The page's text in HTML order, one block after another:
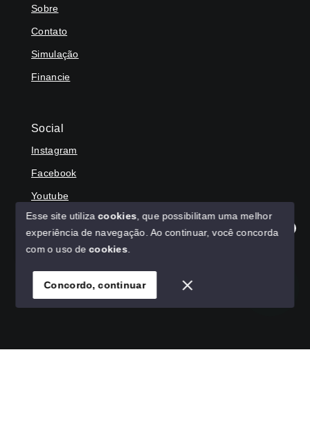
Olá! Agradecemos seu contato, como podemos ajudar?
Sobre
Contato
Simulação
Financie
Social
Instagram
Facebook
Youtube
© Copyright 2026 - HAGA IMÓVEIS - Todos os direitos
SITE PARA IMOBILIARIA
Esse site utilizacookies , que possibilitam uma melhor
experiência de navegação. Ao continuar, você concorda
com o uso decookies
Concordo, continuar